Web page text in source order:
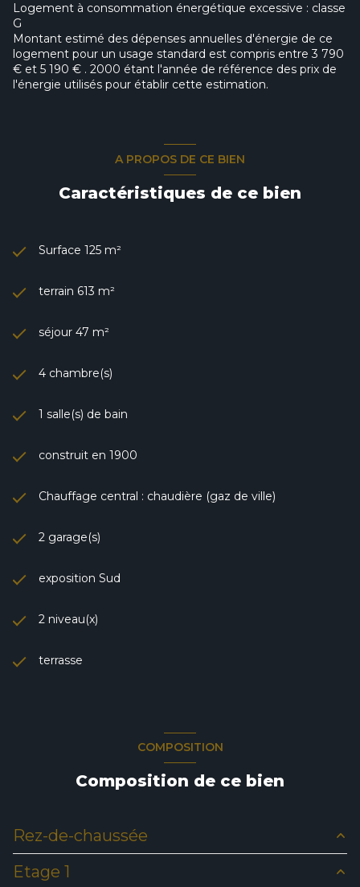
Logement à consommation énergétique excessive : classe
G
Montant estimé des dépenses annuelles d'énergie de ce
logement pour un usage standard est compris entre 3 790
€ et 5 190 € . 2000 étant l'année de référence des prix de
l'énergie utilisés pour établir cette estimation.
A PROPOS DE CE BIEN
Caractéristiques de ce bien
Surface 125 m²
terrain 613 m²
séjour 47 m²
4 chambre(s)
1 salle(s) de bain
construit en 1900
Chauffage central : chaudière (gaz de ville)
2 garage(s)
exposition Sud
2 niveau(x)
terrasse
COMPOSITION
Composition de ce bien
Rez-de-chaussée
salon/sejour
Etage 1